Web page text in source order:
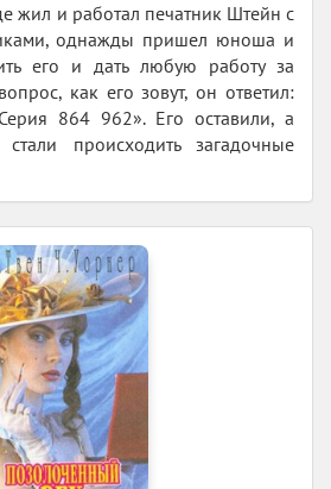
жил и работал печатник Штейн с
однажды пришел юноша и
его и дать любую работу за
как его зовут, он ответил:
864 962». Его оставили, а
происходить загадочные